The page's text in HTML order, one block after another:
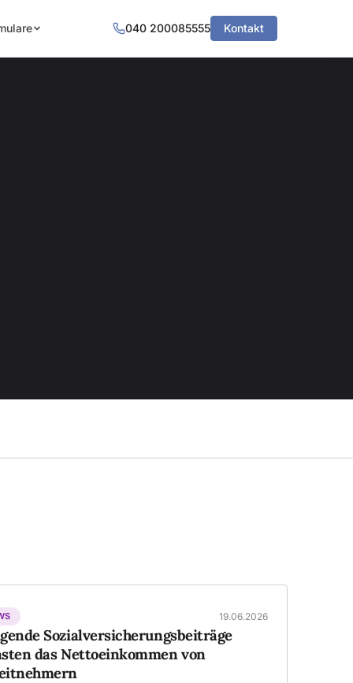
040 200085555 Kontakt
19.06.2026
Sozialversicherungsbeiträge
das Nettoeinkommen von